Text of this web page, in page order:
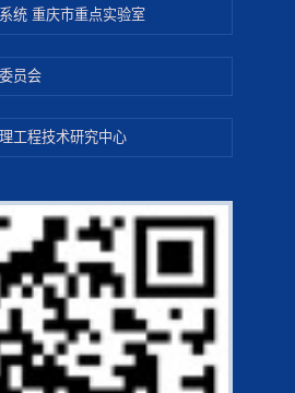
统 重庆市重点实验室
员会
工程技术研究中心